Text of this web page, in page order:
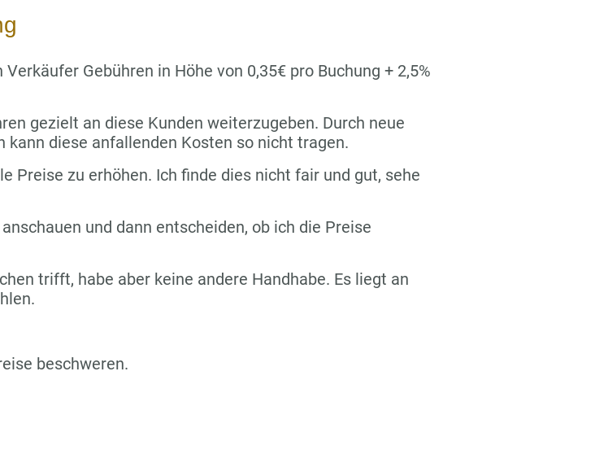
Gebühren in Höhe von 0,35€ pro Buchung + 2,5%
gezielt an diese Kunden weiterzugeben. Durch neue
diese anfallenden Kosten so nicht tragen.
Preise zu erhöhen. Ich finde dies nicht fair und gut, sehe
und dann entscheiden, ob ich die Preise
trifft, habe aber keine andere Handhabe. Es liegt an
beschweren.